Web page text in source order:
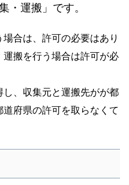
・運搬」です。
合は、許可の必要はあり
搬を行う場合は許可が必
、収集元と運搬先がが都
府県の許可を取らなくて